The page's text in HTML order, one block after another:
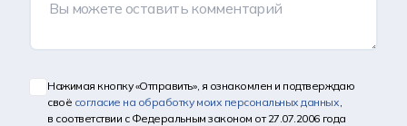
Нажимая кнопку «Отправить», я ознакомлен и подтверждаю
своё согласие на обработку моих персональных данных,
в соответствии с Федеральным законом от 27.07.2006 года